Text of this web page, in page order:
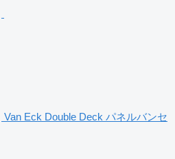
Van Eck Double Deck パネルバンセ